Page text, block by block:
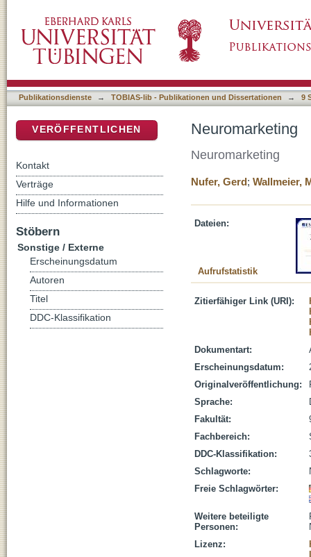
Publikationsdienste → TOBIAS-lib - Publikationen und Dissertationen → 9
Neuromarketing
Neuromarketing
Nufer, Gerd; Wallmeier,
Dateien:
Aufrufstatistik
Zitierfähiger Link (URI):
Dokumentart:
Erscheinungsdatum:
Originalveröffentlichung:
Sprache:
Fakultät:
Fachbereich:
DDC-Klassifikation:
Schlagworte:
Freie Schlagwörter:
Weitere beteiligte
Personen:
Lizenz:
VERÖFFENTLICHEN
Kontakt
Verträge
Hilfe und Informationen
Stöbern
Sonstige / Externe
Erscheinungsdatum
Autoren
Titel
DDC-Klassifikation